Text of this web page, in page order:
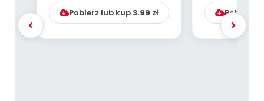
przedszkolu
Pobierz lub kup3.99 zł Pobierz